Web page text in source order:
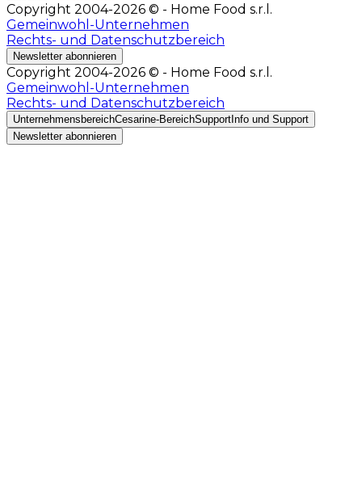
Copyright 2004-2026 © - Home Food s.r.l.
Gemeinwohl-Unternehmen
Rechts- und Datenschutzbereich
Newsletter abonnieren
Copyright 2004-2026 © - Home Food s.r.l.
Gemeinwohl-Unternehmen
Rechts- und Datenschutzbereich
UnternehmensbereichCesarine-BereichSupport Info und Support
Newsletter abonnieren